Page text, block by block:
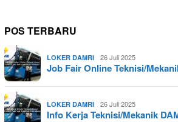
POS TERBARU
LOKER DAMRI 26 Juli 2025
Job Fair Online Teknisi/
LOKER DAMRI 26 Juli 2025
Info Kerja Teknisi/Mekanik